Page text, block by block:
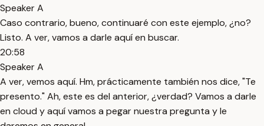
Speaker A
Caso contrario, bueno, continuaré con este ejemplo, ¿no?
Listo. A ver, vamos a darle aquí en buscar.
20:58
Speaker A
A ver, vemos aquí. Hm, prácticamente también nos dice, "Te
presento." Ah, este es del anterior, ¿verdad? Vamos a darle
en cloud y aquí vamos a pegar nuestra pregunta y le